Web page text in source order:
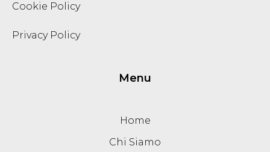
Cookie Policy
Privacy Policy
Menu
Home
Chi Siamo